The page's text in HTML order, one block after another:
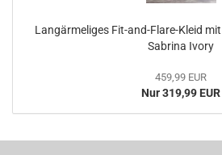
Langärmeliges Fit-and-Flare-Kleid
Sabrina Ivory
459,99 EUR
Nur 319,99 EUR